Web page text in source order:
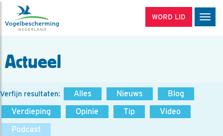
WORD LID
Actueel
Verfijn resultaten: Alles Nieuws
Blog
Verdieping
Opinie Tip
Video
Podcast